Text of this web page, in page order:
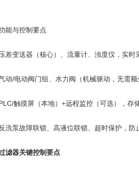
与控制要点
变送器（核心）、流量计、浊度仪，实时
/电动阀门组、水力阀（机械驱动，无需额
触摸屏（本地）+远程监控（可选），存
泵故障联锁、高液位联锁、超时保护，防
滤器关键控制要点